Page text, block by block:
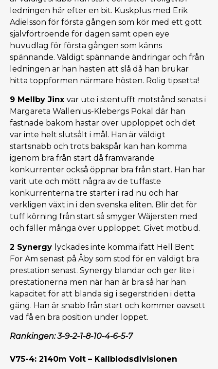
ledningen här efter en bit. Kuskplus med Erik
Adielsson för första gången som kör med ett gott
självförtroende för dagen samt open eye
huvudlag för första gången som känns
spännande. Väldigt spännande ändringar och från
ledningen är han hästen att slå då han brukar
hitta toppformen närmare hösten. Rolig tipsetta!
9 Mellby Jinx var ute i stentufft motstånd senats i
Margareta Wallenius-Klebergs Pokal där han
fastnade bakom hästar över upploppet och det
var inte helt slutsålt i mål. Han är väldigt
startsnabb och trots bakspår kan han komma
igenom bra från start då framvarande
konkurrenter också öppnar bra från start. Han har
varit ute och mött några av de tuffaste
konkurrenterna tre starter i rad nu och har
verkligen växt in i den svenska eliten. Blir det för
tuff körning från start så smyger Wäjersten med
och fäller många över upploppet. Givet motbud.
2 Synergy lyckades inte komma ifatt Hell Bent
For Am senast på Åby som stod för en väldigt bra
prestation senast. Synergy blandar och ger lite i
prestationerna men när han är bra så har han
kapacitet för att blanda sig i segerstriden i detta
gäng. Han är snabb från start och kommer oavsett
vad få en bra position under loppet.
Rankingen: 3-9-2-1-8-10-4-6-5-7
V75-4: 2140m Volt – Kallblodsdivisionen